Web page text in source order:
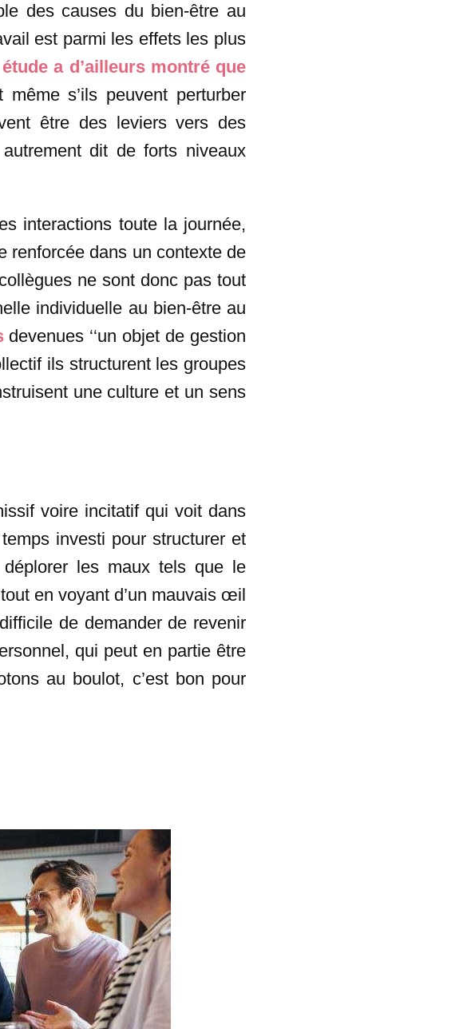
des causes du bien-être au
est parmi les effets les plus
a d’ailleurs montré que
s’ils peuvent perturber
être des leviers vers des
autrement dit de forts niveaux
interactions toute la journée,
renforcée dans un contexte de
ne sont donc pas tout
individuelle au bien-être au
devenues ‘‘un objet de gestion
ils structurent les groupes
une culture et un sens
voire incitatif qui voit dans
investi pour structurer et
déplorer les maux tels que le
en voyant d’un mauvais œil
de demander de revenir
qui peut en partie être
au boulot, c’est bon pour